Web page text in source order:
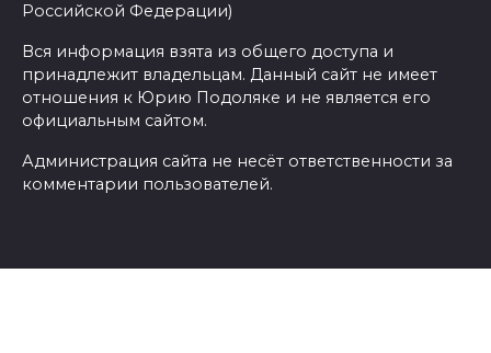
Российской Федерации)
Вся информация взята из общего доступа и
принадлежит владельцам. Данный сайт не имеет
отношения к Юрию Подоляке и не является его
официальным сайтом.
Администрация сайта не несёт ответственности за
комментарии пользователей.